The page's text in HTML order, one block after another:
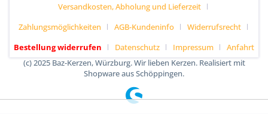
Versandkosten, Abholung und Lieferzeit
Zahlungsmöglichkeiten
AGB-Kundeninfo
Widerrufsrecht
Bestellung widerrufen
Datenschutz Impressum
Anfahrt
(c) 2025 Baz-Kerzen, Würzburg. Wir lieben Kerzen. Realisiert mit
Shopware aus Schöppingen.